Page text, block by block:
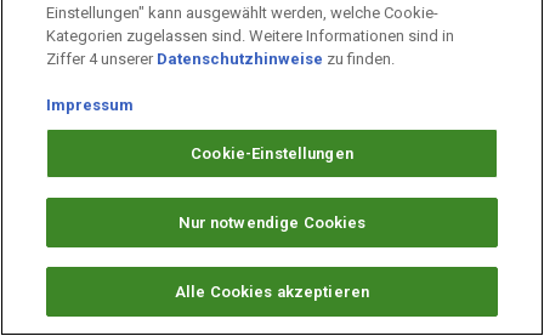
Fragen & Hilfe
Datenschutz
Cookie-Einstellungen
Einstellungen" kann ausgewählt werden, welche Cookie-
Kategorien zugelassen sind. Weitere Informationen sind in
Ziffer 4 unserer Datenschutzhinweise zu finden.
Impressum
Cookie-Einstellungen
Nur notwendige Cookies
Alle Cookies akzeptieren